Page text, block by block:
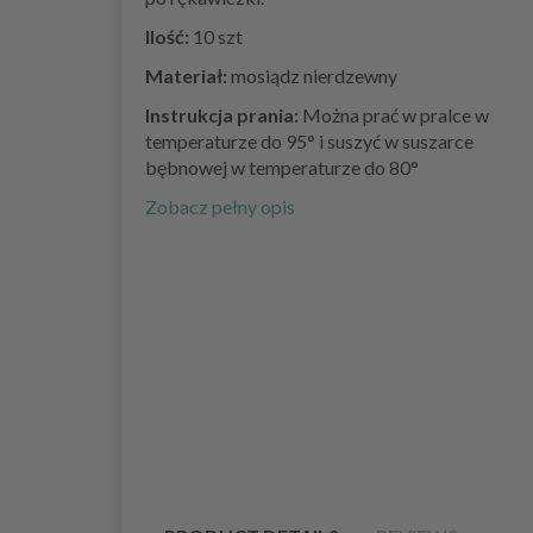
Ilość: 10 szt
Materiał: mosiądz nierdzewny
Instrukcja prania: Można prać w pralce w
temperaturze do 95° i suszyć w suszarce
bębnowej w temperaturze do 80°
Zobacz pełny opis